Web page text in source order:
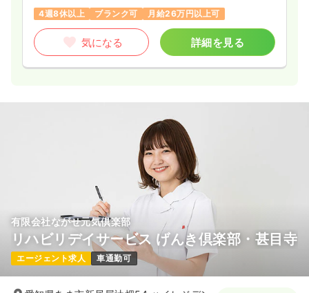
4週8休以上
ブランク可 月給26万円以上可
気になる 詳細を見る
有限会社ながせ元気倶楽部
リハビリデイサービス げんき倶楽部・甚目寺
エージェント求人 車通勤可